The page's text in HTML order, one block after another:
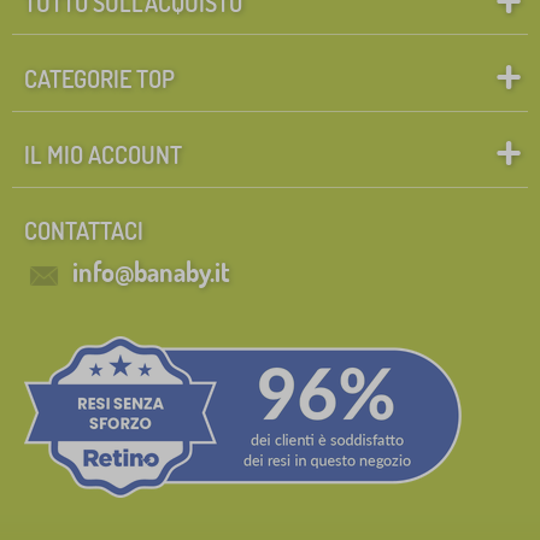
CATEGORIE TOP
IL MIO ACCOUNT
CONTATTACI
info@banaby.it